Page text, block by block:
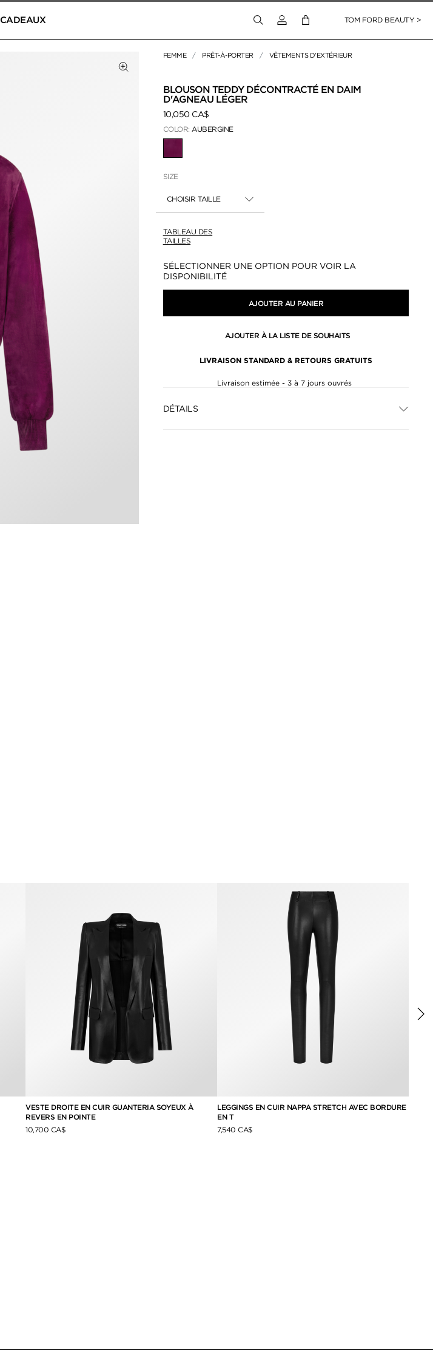
CADEAUX Connectez-vous à votre compte
TOM FORD BEAUTY >
FEMME PRÊT-À-PORTER VÊTEMENTS D’EXTÉRIEUR
BLOUSON TEDDY DÉCONTRACTÉ EN DAIM
D'AGNEAU LÉGER
10,050 CA$
COLOR:AUBERGINE
SIZE
CHOISIR TAILLE
TABLEAU DES
TAILLES
Disponibilité:
SÉLECTIONNER UNE OPTION POUR VOIR LA
DISPONIBILITÉ
AJOUTER AU PANIER
AJOUTER À LA LISTE DE SOUHAITS
LIVRAISON STANDARD & RETOURS GRATUITS
Livraison estimée - 3 à 7 jours ouvrés
DÉTAILS
VESTE DROITE EN CUIR GUANTERIA SOYEUX À
REVERS EN POINTE
10,700 CA$
LEGGINGS EN CUIR NAPPA STRETCH AVEC BORDURE
EN T
7,540 CA$